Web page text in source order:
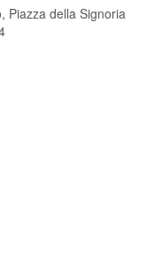
Piazza della Signoria